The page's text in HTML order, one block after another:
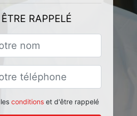
RAPPELÉ
conditionset d'être rappelé